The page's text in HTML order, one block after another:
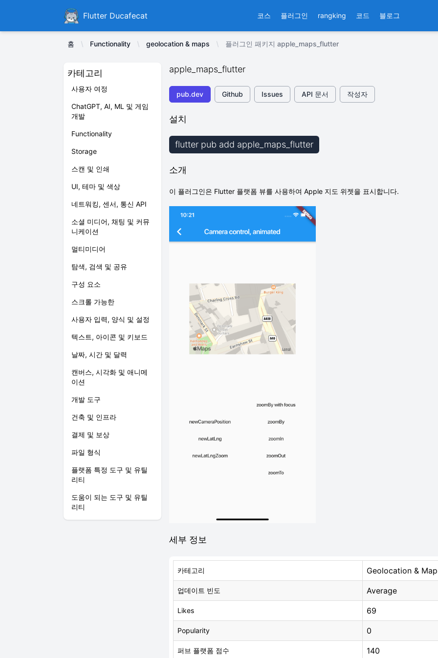
DucafecatFlutter Ducafecat 코스 플러그인 rangking 코드 블로그
홈 Functionality geolocation & maps 플러그인 패키지 apple_maps_flutter
카테고리
사용자 여정
ChatGPT, AI, ML 및 게임
개발
Functionality
Storage
스캔 및 인쇄
UI, 테마 및 색상
네트워킹, 센서, 통신 API
소셜 미디어, 채팅 및 커뮤
니케이션
멀티미디어
탐색, 검색 및 공유
구성 요소
스크롤 가능한
사용자 입력, 양식 및 설정
텍스트, 아이콘 및 키보드
날짜, 시간 및 달력
캔버스, 시각화 및 애니메
이션
개발 도구
건축 및 인프라
결제 및 보상
파일 형식
플랫폼 특정 도구 및 유틸
리티
도움이 되는 도구 및 유틸
리티
apple_maps_flutter
pub.dev Github Issues API 문서 작성자
설치
flutter pub add apple_maps_flutter
소개
이 플러그인은 Flutter 플랫폼 뷰를 사용하여 Apple 지도 위젯을 표시합니다.
세부 정보
카테고리 Geolocation &
업데이트 빈도 Average
Likes 69
Popularity 0
퍼브 플랫폼 점수 140